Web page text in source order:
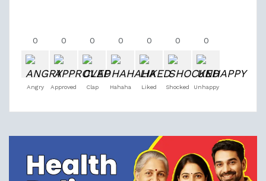
0
Angry
0
Approved
0
Clap
0
Hahaha
0
Liked
0
Shocked
0
Unhappy